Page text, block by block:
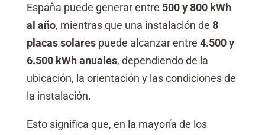
España puede generar entre 500 y 800 kWh
al año, mientras que una instalación de 8
placas solarespuede alcanzar entre 4.500 y
6.500 kWh anuales, dependiendo de la
ubicación, la orientación y las condiciones de
la instalación.
Esto significa que, en la mayoría de los